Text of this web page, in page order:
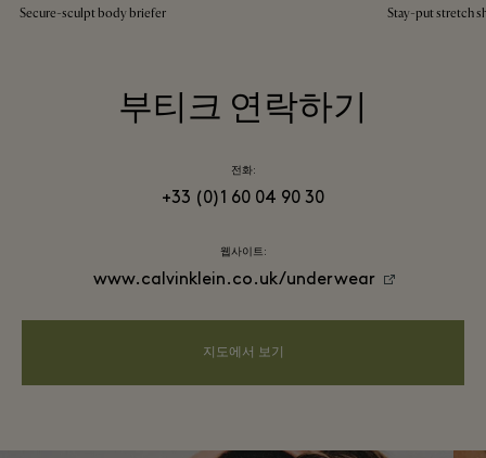
Secure-sculpt body briefer Stay-put stretch
부티크 연락하기
전화:
+33 (0)1 60 04 90 30
웹사이트:
www.calvinklein.co.uk/underwear
지도에서 보기